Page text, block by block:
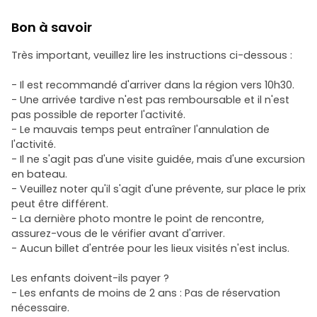
Bon à savoir
Très important, veuillez lire les instructions ci-dessous :
- Il est recommandé d'arriver dans la région vers 10h30.
- Une arrivée tardive n'est pas remboursable et il n'est
pas possible de reporter l'activité.
- Le mauvais temps peut entraîner l'annulation de
l'activité.
- Il ne s'agit pas d'une visite guidée, mais d'une excursion
en bateau.
- Veuillez noter qu'il s'agit d'une prévente, sur place le prix
peut être différent.
- La dernière photo montre le point de rencontre,
assurez-vous de le vérifier avant d'arriver.
- Aucun billet d'entrée pour les lieux visités n'est inclus.
Les enfants doivent-ils payer ?
- Les enfants de moins de 2 ans : Pas de réservation
nécessaire.